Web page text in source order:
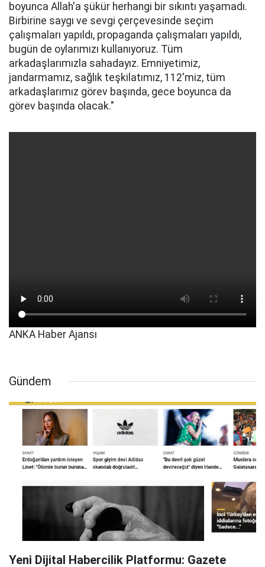
boyunca Allah'a şükür herhangi bir sıkıntı yaşamadı.
Birbirine saygı ve sevgi çerçevesinde seçim
çalışmaları yapıldı, propaganda çalışmaları yapıldı,
bugün de oylarımızı kullanıyoruz. Tüm
arkadaşlarımızla sahadayız. Emniyetimiz,
jandarmamız, sağlık teşkilatımız, 112'miz, tüm
arkadaşlarımız görev başında, gece boyunca da
görev başında olacak."
ANKA Haber Ajansı
Gündem
Yeni Dijital Habercilik Platformu: Gazete